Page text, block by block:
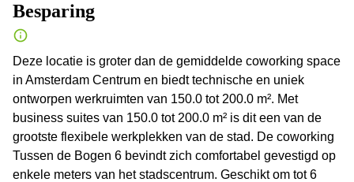
Besparing
Deze locatie is groter dan de gemiddelde coworking space
in Amsterdam Centrum en biedt technische en uniek
ontworpen werkruimten van 150.0 tot 200.0 m². Met
business suites van 150.0 tot 200.0 m² is dit een van de
grootste flexibele werkplekken van de stad. De coworking
Tussen de Bogen 6 bevindt zich comfortabel gevestigd op
enkele meters van het stadscentrum. Geschikt om tot 6